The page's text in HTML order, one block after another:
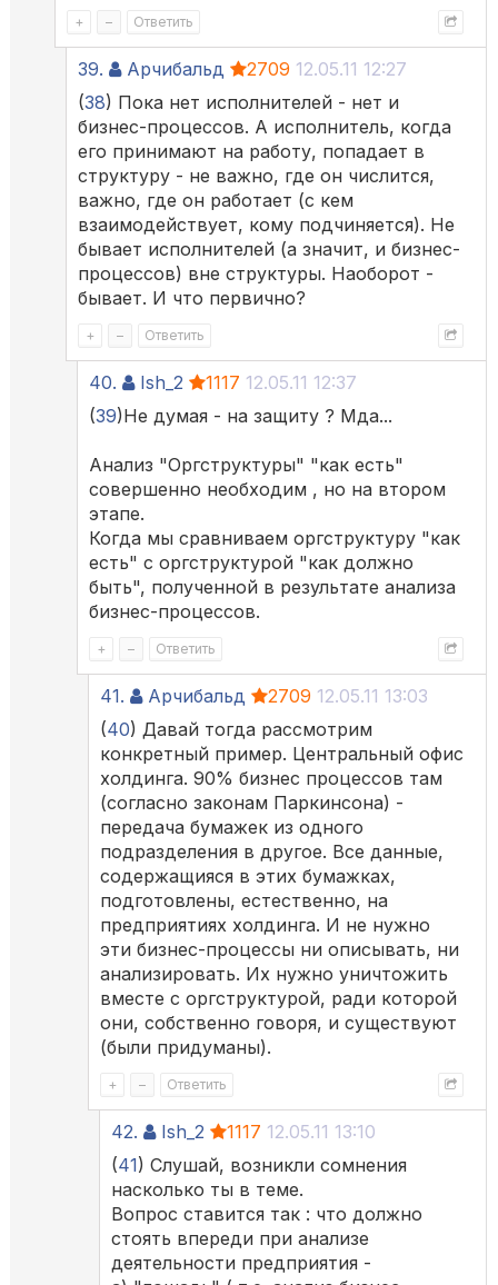
+ – Ответить
39. Арчибальд 2709 12.05.11 12:27
(38) Пока нет исполнителей - нет и
бизнес-процессов. А исполнитель, когда
его принимают на работу, попадает в
структуру - не важно, где он числится,
важно, где он работает (с кем
взаимодействует, кому подчиняется). Не
бывает исполнителей (а значит, и бизнес-
процессов) вне структуры. Наоборот -
бывает. И что первично?
+ – Ответить
40. Ish_2 1117 12.05.11 12:37
(39)Не думая - на защиту ? Мда...
Анализ "Оргструктуры" "как есть"
совершенно необходим , но на втором
этапе.
Когда мы сравниваем оргструктуру "как
есть" с оргструктурой "как должно
быть", полученной в результате анализа
бизнес-процессов.
+ – Ответить
41. Арчибальд 2709 12.05.11 13:03
(40) Давай тогда рассмотрим
конкретный пример. Центральный офис
холдинга. 90% бизнес процессов там
(согласно законам Паркинсона) -
передача бумажек из одного
подразделения в другое. Все данные,
содержащияся в этих бумажках,
подготовлены, естественно, на
предприятиях холдинга. И не нужно
эти бизнес-процессы ни описывать, ни
анализировать. Их нужно уничтожить
вместе с оргструктурой, ради которой
они, собственно говоря, и существуют
(были придуманы).
+ – Ответить
42. Ish_2 1117 12.05.11 13:10
(41) Слушай, возникли сомнения
насколько ты в теме.
Вопрос ставится так : что должно
стоять впереди при анализе
деятельности предприятия -